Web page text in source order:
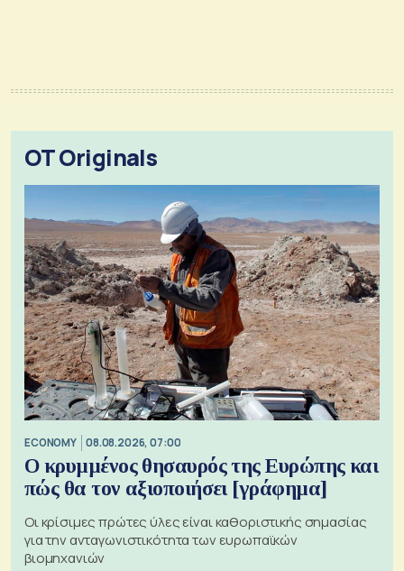
OT Originals
ECONOMY 08.08.2026, 07:00
Ο κρυμμένος θησαυρός της Ευρώπης και
πώς θα τον αξιοποιήσει [γράφημα]
Οι κρίσιμες πρώτες ύλες είναι καθοριστικής σημασίας
για την ανταγωνιστικότητα των ευρωπαϊκών
βιομηχανιών